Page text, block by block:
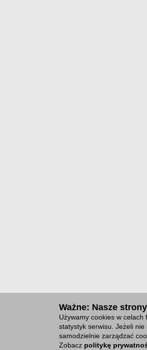
Ważne: Nasze
Używamy cookies w
statystyk serwisu. Jeżeli
samodzielnie zarządzać
Zobacz politykę